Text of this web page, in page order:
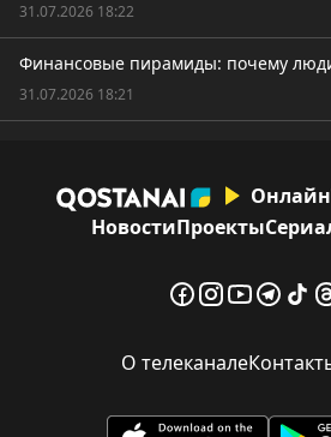
31.07.2026 18:22
Финансовые пирамиды: почему
31.07.2026 18:21
Онлайн
НовостиПроекты
О телеканале